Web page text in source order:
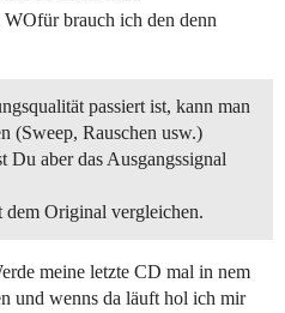
brauch ich den denn
passiert ist, kann man
(Sweep, Rauschen usw.)
Du aber das Ausgangssignal
Original vergleichen.
meine letzte CD mal in nem
und wenns da läuft hol ich mir